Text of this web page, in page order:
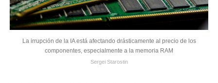
La irrupción de la IA está afectando drásticamente al precio de los
componentes, especialmente a la memoria RAM
Sergei Starostin